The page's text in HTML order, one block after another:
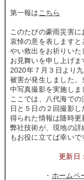
第一報は こちら
このたびの豪雨災害
哀悼の意を表します
やい救出をお祈りい
お見舞いを申し上げま
2020年７月３日より
被害が発生しました
中写真撮影を実施しま
ここでは、八代海で
日と５日の２回撮影し
得られた情報は随時更
弊社技術が、現地の
もお役に立てば幸いで
更新日
・ ホームペ